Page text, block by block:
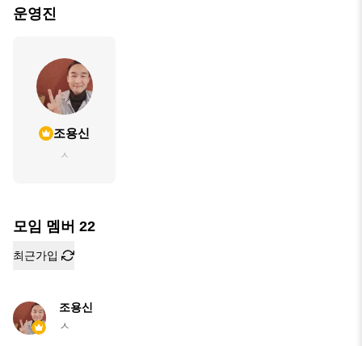
운영진
조용신
ㅅ
모임 멤버 22
최근가입
조용신
ㅅ